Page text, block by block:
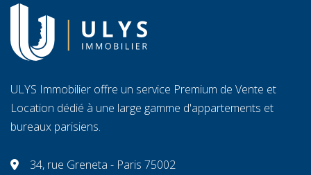
ULYS Immobilier offre un service Premium de Vente et
Location dédié à une large gamme d'appartements et
bureaux parisiens.
34, rue Greneta - Paris 75002